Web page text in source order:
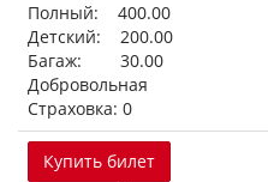
Полный: 400.00
Детский: 200.00
Багаж: 30.00
Добровольная
Страховка: 0
Купить билет